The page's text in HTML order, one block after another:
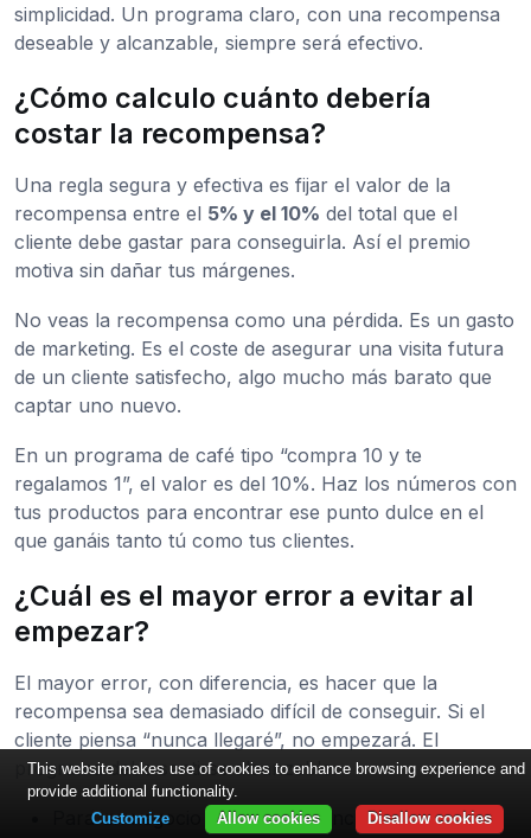
simplicidad. Un programa claro, con una recompensa
deseable y alcanzable, siempre será efectivo.
¿Cómo calculo cuánto debería
costar la recompensa?
Una regla segura y efectiva es fijar el valor de la
recompensa entre el 5% y el 10% del total que el
cliente debe gastar para conseguirla. Así el premio
motiva sin dañar tus márgenes.
No veas la recompensa como una pérdida. Es un gasto
de marketing. Es el coste de asegurar una visita futura
de un cliente satisfecho, algo mucho más barato que
captar uno nuevo.
En un programa de café tipo “compra 10 y te
regalamos 1”, el valor es del 10%. Haz los números con
tus productos para encontrar ese punto dulce en el
que ganáis tanto tú como tus clientes.
¿Cuál es el mayor error a evitar al
empezar?
El mayor error, con diferencia, es hacer que la
recompensa sea demasiado difícil de conseguir. Si el
cliente piensa “nunca llegaré”, no empezará. El
programa debe sentirse alcanzable.
Para un negocio de alta frecuencia (clientes
This website makes use of cookies to enhance browsing experience and
provide additional functionality.
Disallow cookies
Allow cookies
Customize